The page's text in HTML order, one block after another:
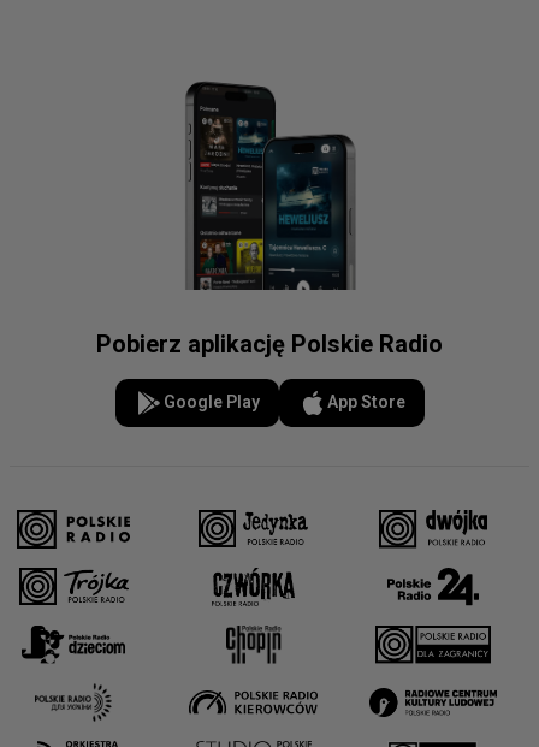
Pobierz aplikację Polskie Radio
Google Play App Store